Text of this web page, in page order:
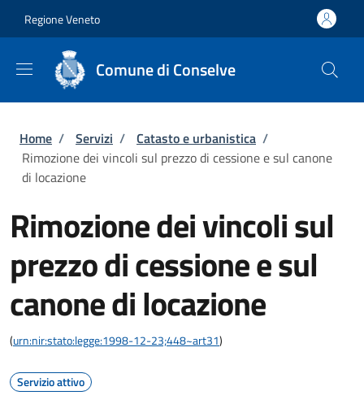
Regione Veneto
Comune di Conselve
Briciole di pane
Home / Servizi / Catasto e urbanistica /
Rimozione dei vincoli sul prezzo di cessione e sul canone
di locazione
Rimozione dei vincoli sul
prezzo di cessione e sul
canone di locazione
(urn:nir:stato:legge:1998-12-23;448~art31)
Servizio attivo